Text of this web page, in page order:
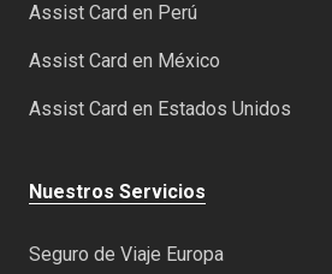
Assist Card en Perú
Assist Card en México
Assist Card en Estados Unidos
Nuestros Servicios
Seguro de Viaje Europa